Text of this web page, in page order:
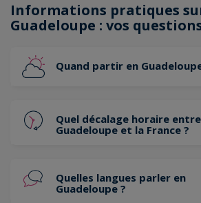
Informations pratiques
Guadeloupe : vos
Quand partir en
Quel décalage horaire
Guadeloupe et la France ?
Quelles langues parler en
Guadeloupe ?